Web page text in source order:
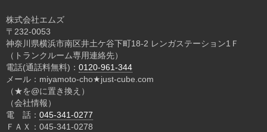
株式会社エムズ
〒232-0053
神奈川県横浜市南区井土ケ谷下町18-2 レンガステーション1Ｆ
（トランクルーム専用連絡先）
電話(通話料無料)： 0120-961-344
メール：miyamoto-cho★just-cube.com
（★を@に置き換え）
（会社情報）
電 話： 045-341-0277
ＦＡＸ：045-341-0278